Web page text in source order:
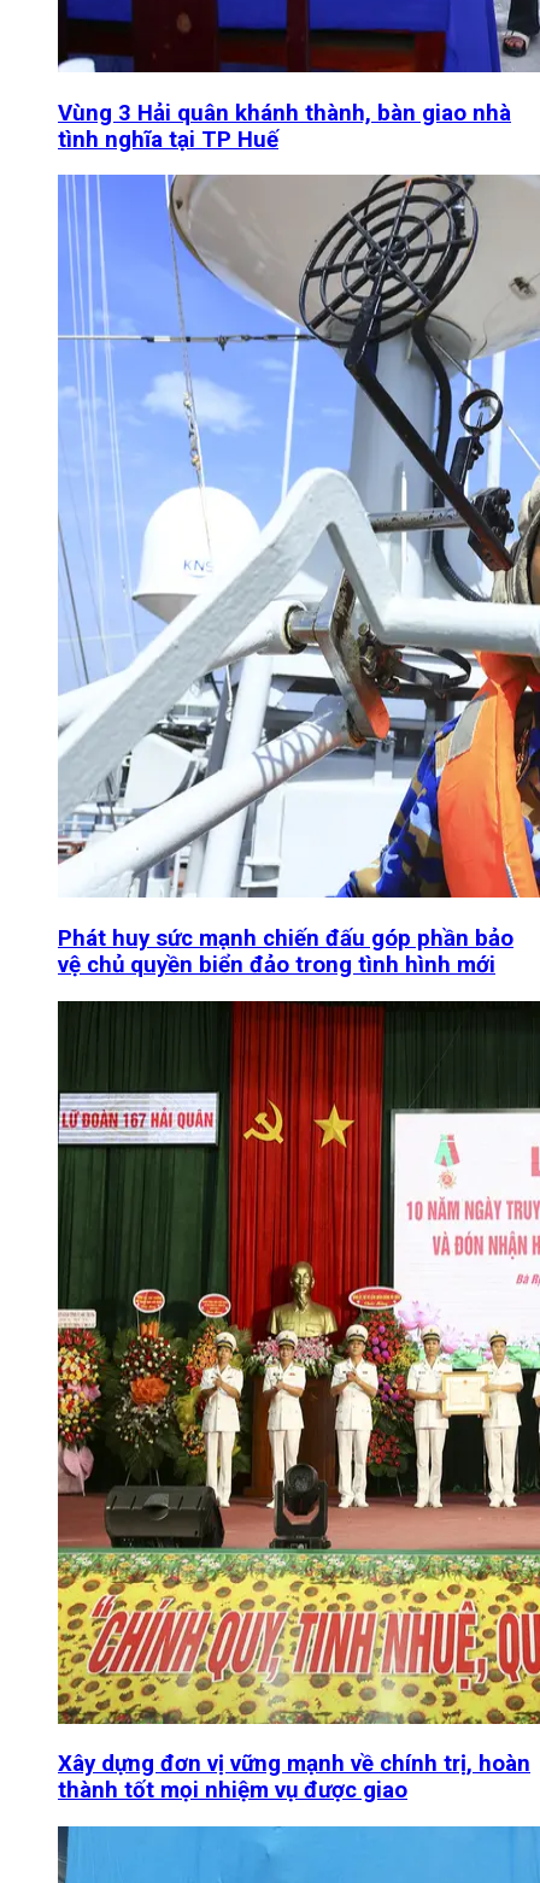
Vùng 3 Hải quân khánh thành, bàn giao nhà
tình nghĩa tại TP Huế
Phát huy sức mạnh chiến đấu góp phần bảo
vệ chủ quyền biển đảo trong tình hình mới
Xây dựng đơn vị vững mạnh về chính trị, hoàn
thành tốt mọi nhiệm vụ được giao